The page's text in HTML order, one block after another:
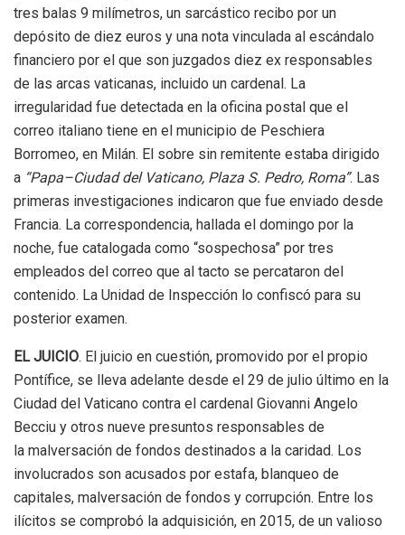
tres balas 9 milímetros, un sarcástico recibo por un
depósito de diez euros y una nota vinculada al escándalo
financiero por el que son juzgados diez ex responsables
de las arcas vaticanas, incluido un cardenal. La
irregularidad fue detectada en la oficina postal que el
correo italiano tiene en el municipio de Peschiera
Borromeo, en Milán. El sobre sin remitente estaba dirigido
a “Papa–Ciudad del Vaticano, Plaza S. Pedro, Roma”. Las
primeras investigaciones indicaron que fue enviado desde
Francia. La correspondencia, hallada el domingo por la
noche, fue catalogada como “sospechosa” por tres
empleados del correo que al tacto se percataron del
contenido. La Unidad de Inspección lo confiscó para su
posterior examen.
EL JUICIO. El juicio en cuestión, promovido por el propio
Pontífice, se lleva adelante desde el 29 de julio último en la
Ciudad del Vaticano contra el cardenal Giovanni Angelo
Becciu y otros nueve presuntos responsables de
la malversación de fondos destinados a la caridad. Los
involucrados son acusados por estafa, blanqueo de
capitales, malversación de fondos y corrupción. Entre los
ilícitos se comprobó la adquisición, en 2015, de un valioso